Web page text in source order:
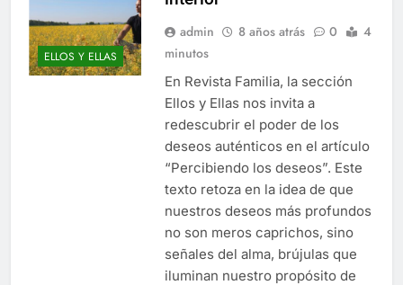
ELLOS Y ELLAS
admin 8 años atrás 0
4
minutos
En Revista Familia, la sección
Ellos y Ellas nos invita a
redescubrir el poder de los
deseos auténticos en el artículo
“Percibiendo los deseos”. Este
texto retoza en la idea de que
nuestros deseos más profundos
no son meros caprichos, sino
señales del alma, brújulas que
iluminan nuestro propósito de